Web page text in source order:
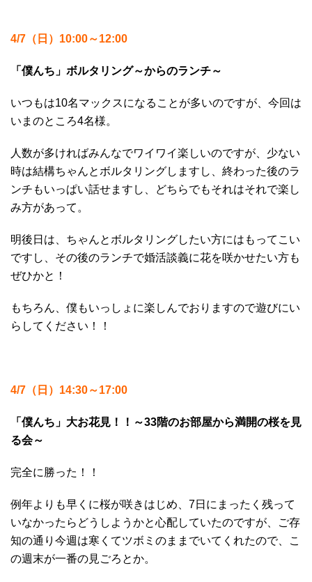
4/7（日）10:00～12:00
「僕んち」ボルタリング～からのランチ～
いつもは10名マックスになることが多いのですが、今回は
いまのところ4名様。
人数が多ければみんなでワイワイ楽しいのですが、少ない
時は結構ちゃんとボルタリングしますし、終わった後のラ
ンチもいっぱい話せますし、どちらでもそれはそれで楽し
み方があって。
明後日は、ちゃんとボルタリングしたい方にはもってこい
ですし、その後のランチで婚活談義に花を咲かせたい方も
ぜひかと！
もちろん、僕もいっしょに楽しんでおりますので遊びにい
らしてください！！
4/7（日）14:30～17:00
「僕んち」大お花見！！～33階のお部屋から満開の桜を見
る会～
完全に勝った！！
例年よりも早くに桜が咲きはじめ、7日にまったく残って
いなかったらどうしようかと心配していたのですが、ご存
知の通り今週は寒くてツボミのままでいてくれたので、こ
の週末が一番の見ごろとか。